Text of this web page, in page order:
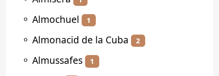
⚬ Almochuel 1
⚬ Almonacid de la Cuba 2
⚬ Almussafes 1